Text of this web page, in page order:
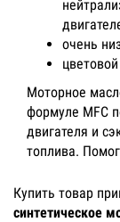
очень
Моторное
формуле MFC
двигателя и
топлива.
Купить товар
синтетическое